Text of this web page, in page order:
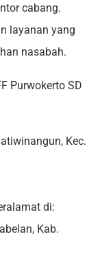
cabang.
layanan yang
nasabah.
Purwokerto SD
Kec.
di:
Kab.